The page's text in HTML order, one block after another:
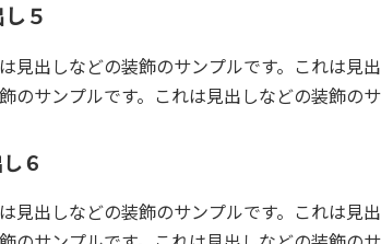
し５
見出しなどの装飾のサンプルです。これは見
のサンプルです。これは見出しなどの装飾のサ
６
見出しなどの装飾のサンプルです。これは見